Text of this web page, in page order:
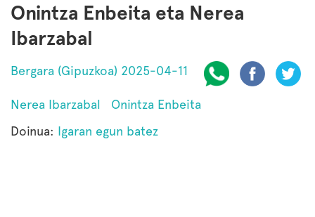
Onintza Enbeita eta Nerea
Ibarzabal
Bergara (Gipuzkoa) 2025-04-11
Nerea Ibarzabal
Onintza Enbeita
Doinua: Igaran egun batez